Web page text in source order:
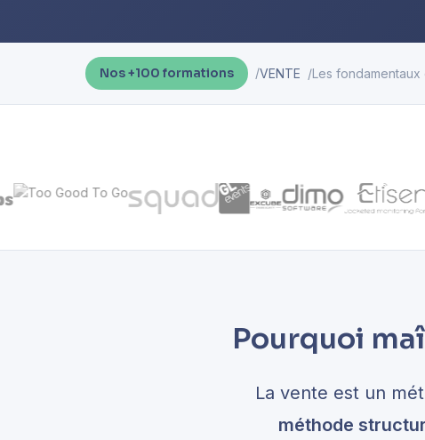
Nos +100 formations VENTE Les
Pourquoi
La vente est un
méthode